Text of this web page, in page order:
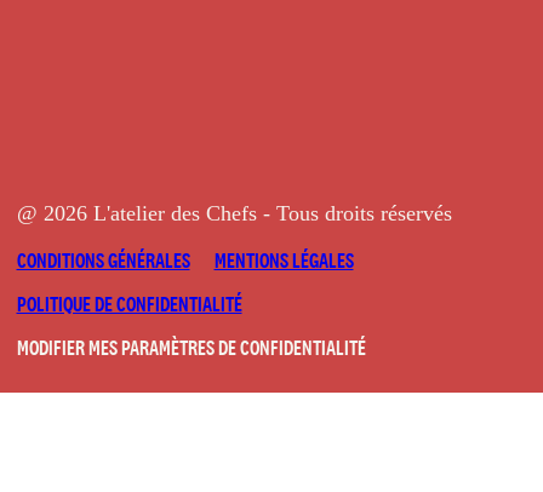
@ 2026 L'atelier des Chefs - Tous droits réservés
CONDITIONS GÉNÉRALES
MENTIONS LÉGALES
POLITIQUE DE CONFIDENTIALITÉ
MODIFIER MES PARAMÈTRES DE CONFIDENTIALITÉ